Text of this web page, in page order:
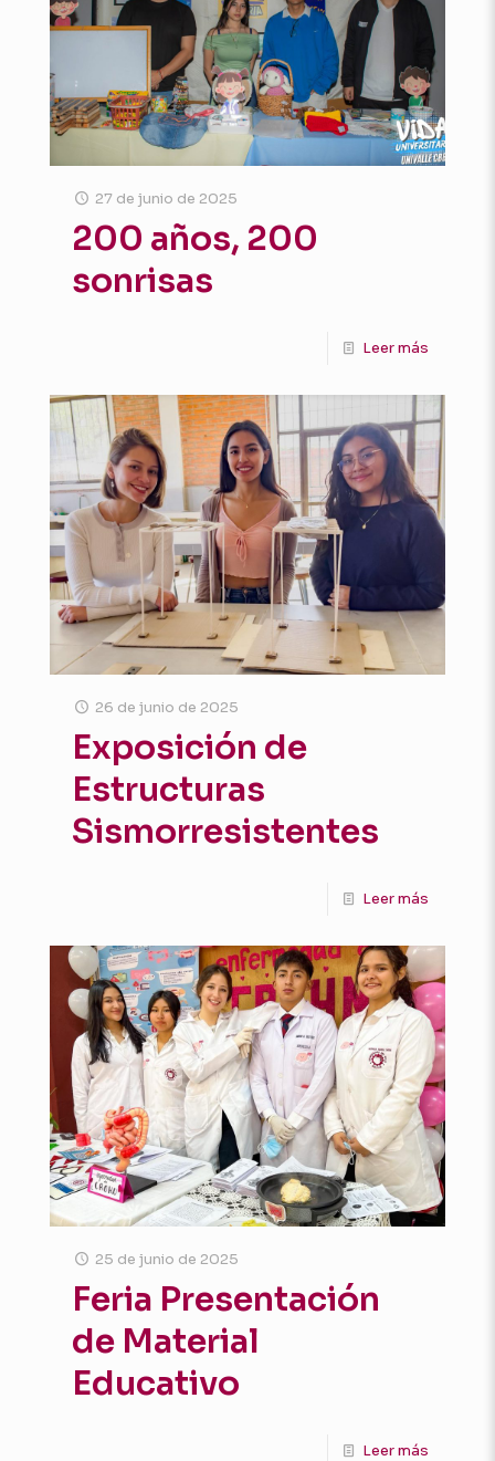
27 de junio de 2025
200 años, 200
sonrisas
Leer más
26 de junio de 2025
Exposición de
Estructuras
Sismorresistentes
Leer más
25 de junio de 2025
Feria Presentación
de Material
Educativo
Leer más